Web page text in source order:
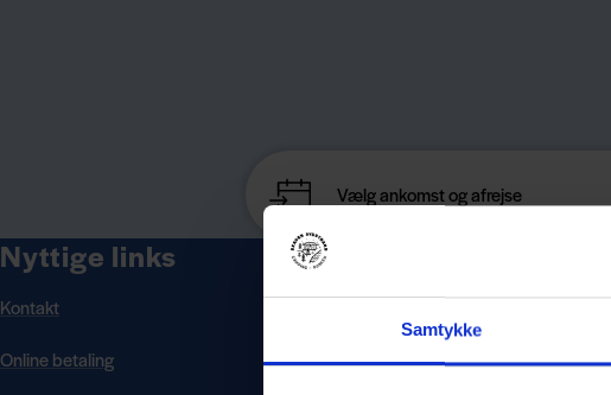
Samtykke
Nyttige links
Kontakt
Online betaling